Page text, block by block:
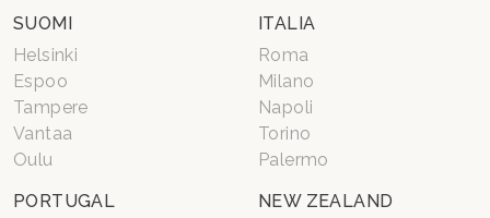
SUOMI
Helsinki
Espoo
Tampere
Vantaa
Oulu
ITALIA
Roma
Milano
Napoli
Torino
Palermo
PORTUGAL
NEW ZEALAND